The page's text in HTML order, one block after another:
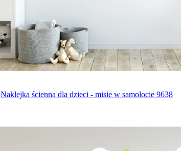
Naklejka ścienna dla dzieci - misie w samolocie 9638